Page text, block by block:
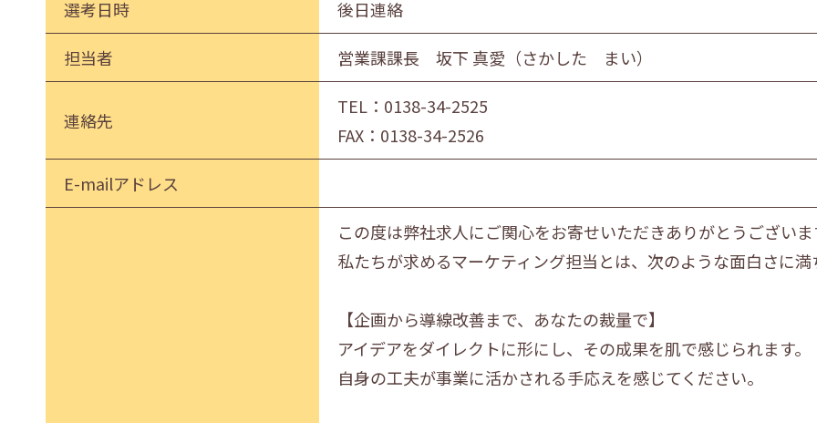
選考日時 後日連絡
担当者 営業課課長 坂下 真愛（さかした まい）
連絡先
TEL： 0138-34-2525
FAX：0138-34-2526
E-mailアドレス
この度は弊社求人にご関心をお寄せいただきありがとうございま
私たちが求めるマーケティング担当とは、次のような面白さに満
【企画から導線改善まで、あなたの裁量で】
アイデアをダイレクトに形にし、その成果を肌で感じられます。
自身の工夫が事業に活かされる手応えを感じてください。